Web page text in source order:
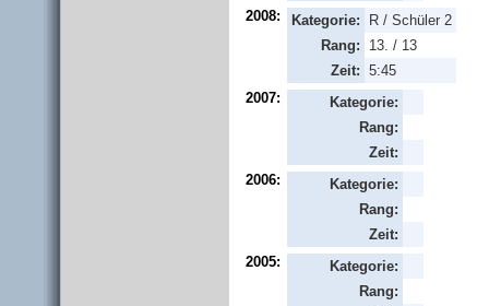
2008:
Kategorie:
R / Schüler 2
Rang:
13. / 13
Zeit: 5:45
2007:
Kategorie:
Rang:
Zeit:
2006:
Kategorie:
Rang:
Zeit:
2005:
Kategorie:
Rang: